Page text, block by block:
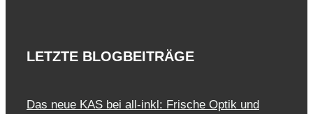
LETZTE BLOGBEITRÄGE
Das neue KAS bei all-inkl: Frische Optik und